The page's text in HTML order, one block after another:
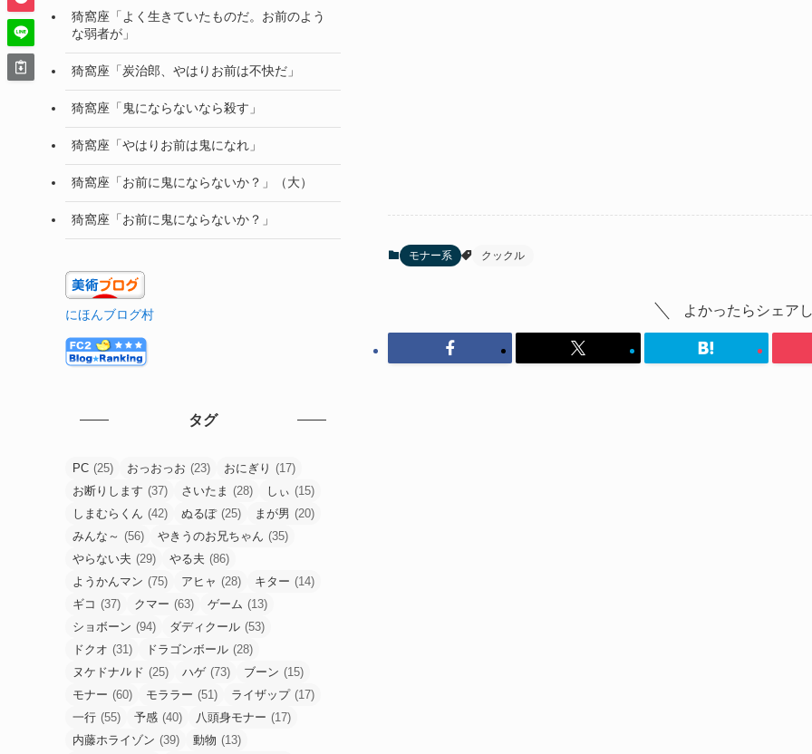
モナー系 クックル
よかったらシェア
猗窩座「よく生きていたものだ。お前のよう
な弱者が」
猗窩座「炭治郎、やはりお前は不快だ」
猗窩座「鬼にならないなら殺す」
猗窩座「やはりお前は鬼になれ」
猗窩座「お前に鬼にならないか？」（大）
猗窩座「お前に鬼にならないか？」
にほんブログ村
タグ
PC (25) おっおっお (23) おにぎり (17)
お断りします (37) さいたま (28) しぃ (15)
しまむらくん (42) ぬるぽ (25) まが男 (20)
みんな～ (56) やきうのお兄ちゃん (35)
やらない夫 (29) やる夫 (86)
ようかんマン (75) アヒャ (28) キター (14)
ギコ (37) クマー (63) ゲーム (13)
ショボーン (94) ダディクール (53)
ドクオ (31) ドラゴンボール (28)
ヌケドナﾉﾚド (25) ハゲ (73) ブーン (15)
モナー (60) モララー (51) ライザップ (17)
一行 (55) 予感 (40) 八頭身モナー (17)
内藤ホライゾン (39) 動物 (13)